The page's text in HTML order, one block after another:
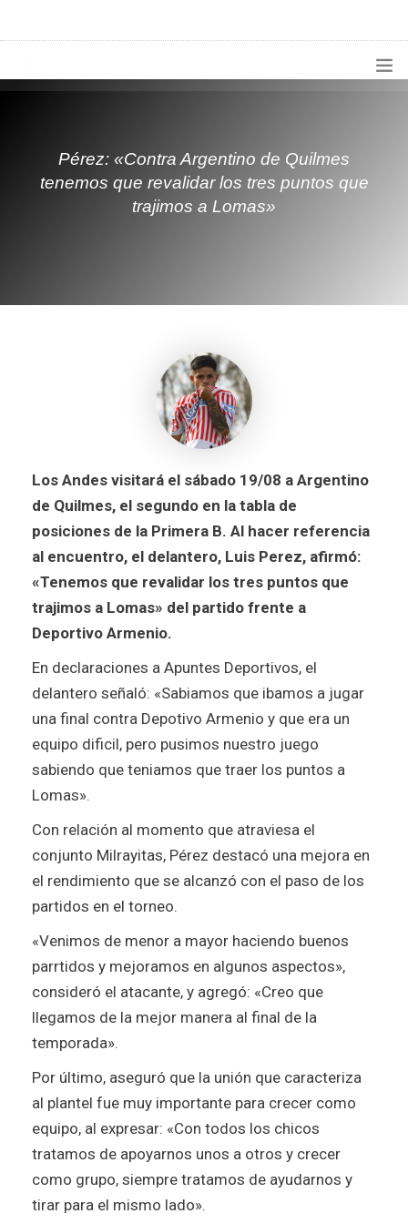
¿QUIÉNES SOMOS?
PROGRAMACIÓN
Pérez: «Contra Argentino de Quilmes
tenemos que revalidar los tres puntos que
trajimos a Lomas»
Los Andes visitará el sábado 19/08 a Argentino
de Quilmes, el segundo en la tabla de
posiciones de la Primera B. Al hacer referencia
al encuentro, el delantero, Luis Perez, afirmó:
«Tenemos que revalidar los tres puntos que
trajimos a Lomas» del partido frente a
Deportivo Armenio.
En declaraciones a Apuntes Deportivos, el
delantero señaló: «Sabiamos que ibamos a jugar
una final contra Depotivo Armenio y que era un
equipo dificil, pero pusimos nuestro juego
sabiendo que teniamos que traer los puntos a
Lomas».
Con relación al momento que atraviesa el
conjunto Milrayitas, Pérez destacó una mejora en
el rendimiento que se alcanzó con el paso de los
partidos en el torneo.
«Venimos de menor a mayor haciendo buenos
parrtidos y mejoramos en algunos aspectos»,
consideró el atacante, y agregó: «Creo que
llegamos de la mejor manera al final de la
temporada».
Por último, aseguró que la unión que caracteriza
al plantel fue muy importante para crecer como
equipo, al expresar: «Con todos los chicos
tratamos de apoyarnos unos a otros y crecer
como grupo, siempre tratamos de ayudarnos y
tirar para el mismo lado».